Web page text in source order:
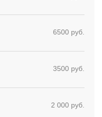
6500 руб.
3500 руб.
2 000 руб.